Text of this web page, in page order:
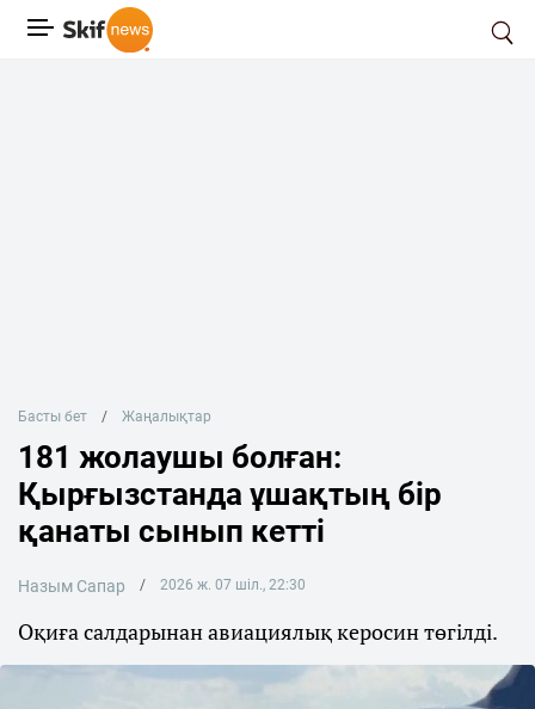
Басты бет Жаңалықтар
181 жолаушы болған:
Қырғызстанда ұшақтың бір
қанаты сынып кетті
Назым Сапар 2026 ж. 07 шіл., 22:30
Оқиға салдарынан авиациялық керосин төгілді.